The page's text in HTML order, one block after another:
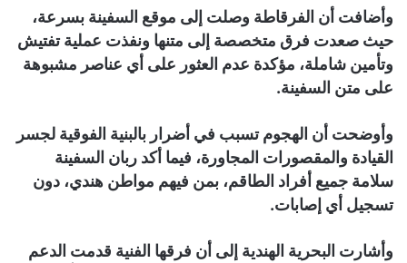
وأضافت أن الفرقاطة وصلت إلى موقع السفينة بسرعة،
حيث صعدت فرق متخصصة إلى متنها ونفذت عملية تفتيش
وتأمين شاملة، مؤكدة عدم العثور على أي عناصر مشبوهة
على متن السفينة.
وأوضحت أن الهجوم تسبب في أضرار بالبنية الفوقية لجسر
القيادة والمقصورات المجاورة، فيما أكد ربان السفينة
سلامة جميع أفراد الطاقم، بمن فيهم مواطن هندي، دون
تسجيل أي إصابات.
وأشارت البحرية الهندية إلى أن فرقها الفنية قدمت الدعم